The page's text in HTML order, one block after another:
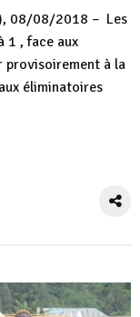
08/08/2018 – Les
1 , face aux
provisoirement à la
éliminatoires